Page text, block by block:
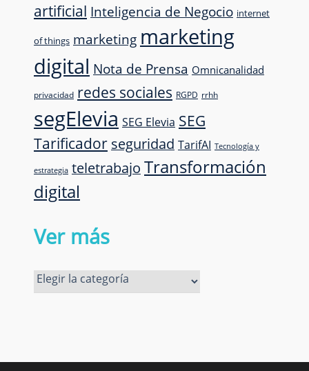
artificial Inteligencia de Negocio internet
of things marketing marketing
digital Nota de Prensa Omnicanalidad
privacidad redes sociales RGPD rrhh
segElevia SEG Elevia SEG
Tarificador seguridad TarifAI Tecnología y
estrategia teletrabajo Transformación
digital
Ver más
Ver
más